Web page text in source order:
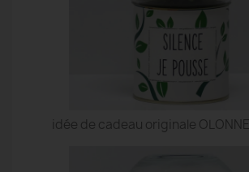
idée de cadeau originale